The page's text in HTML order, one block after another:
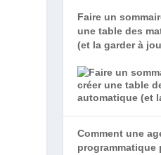
Faire un
une table des
(et la garder à
Comment une
programmatique